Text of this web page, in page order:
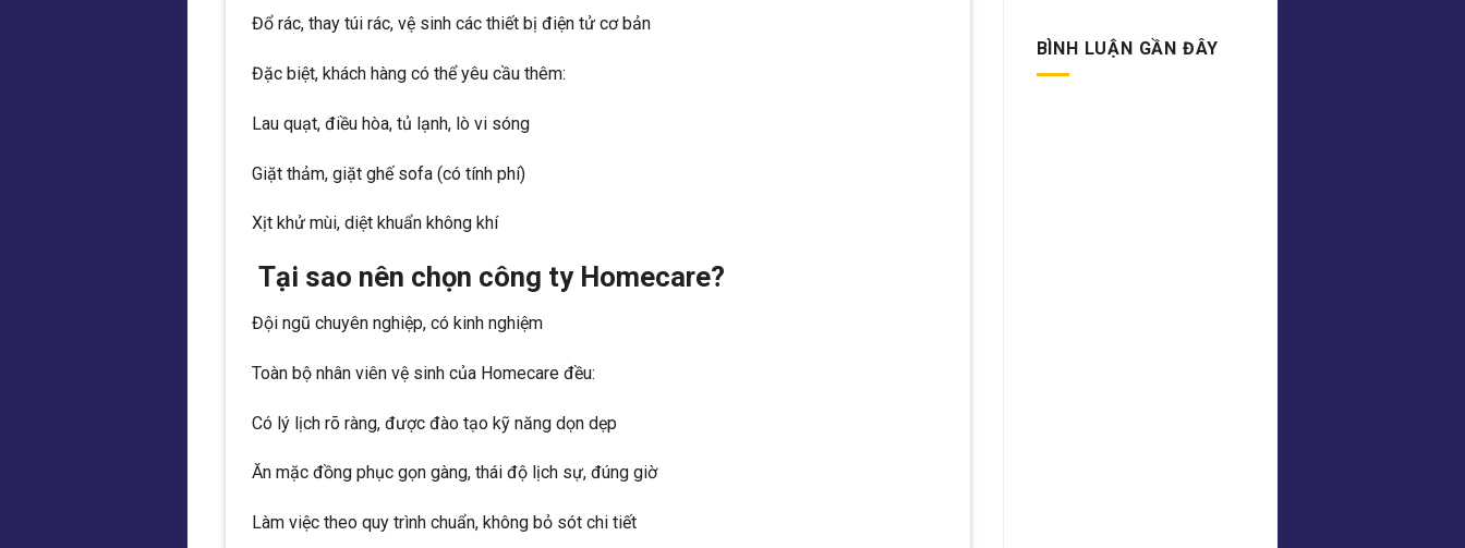
Đổ rác, thay túi rác, vệ sinh các thiết bị điện tử cơ bản
Đặc biệt, khách hàng có thể yêu cầu thêm:
Lau quạt, điều hòa, tủ lạnh, lò vi sóng
Giặt thảm, giặt ghế sofa (có tính phí)
Xịt khử mùi, diệt khuẩn không khí
Tại sao nên chọn công ty Homecare?
Đội ngũ chuyên nghiệp, có kinh nghiệm
Toàn bộ nhân viên vệ sinh của Homecare đều:
Có lý lịch rõ ràng, được đào tạo kỹ năng dọn dẹp
Ăn mặc đồng phục gọn gàng, thái độ lịch sự, đúng giờ
Làm việc theo quy trình chuẩn, không bỏ sót chi tiết
BÌNH LUẬN GẦN ĐÂY